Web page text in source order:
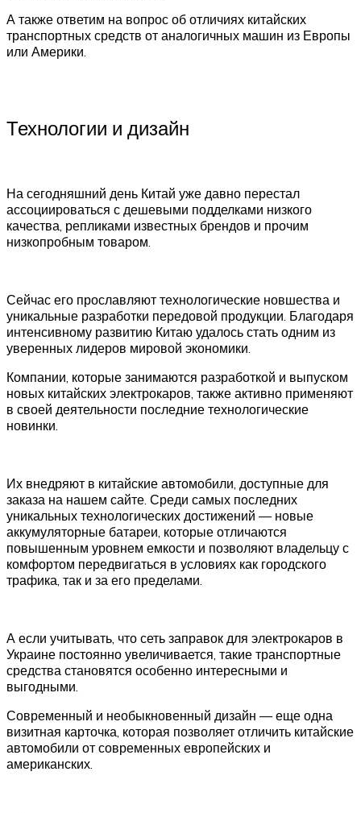
А также ответим на вопрос об отличиях китайских
транспортных средств от аналогичных машин из Европы
или Америки.
Технологии и дизайн
На сегодняшний день Китай уже давно перестал
ассоциироваться с дешевыми подделками низкого
качества, репликами известных брендов и прочим
низкопробным товаром.
Сейчас его прославляют технологические новшества и
уникальные разработки передовой продукции. Благодаря
интенсивному развитию Китаю удалось стать одним из
уверенных лидеров мировой экономики.
Компании, которые занимаются разработкой и выпуском
новых китайских электрокаров, также активно применяют
в своей деятельности последние технологические
новинки.
Их внедряют в китайские автомобили, доступные для
заказа на нашем сайте. Среди самых последних
уникальных технологических достижений — новые
аккумуляторные батареи, которые отличаются
повышенным уровнем емкости и позволяют владельцу с
комфортом передвигаться в условиях как городского
трафика, так и за его пределами.
А если учитывать, что сеть заправок для электрокаров в
Украине постоянно увеличивается, такие транспортные
средства становятся особенно интересными и
выгодными.
Современный и необыкновенный дизайн — еще одна
визитная карточка, которая позволяет отличить китайские
автомобили от современных европейских и
американских.